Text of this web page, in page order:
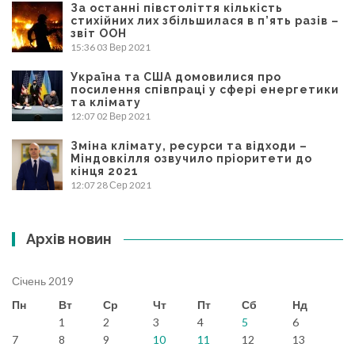
За останні півстоліття кількість
стихійних лих збільшилася в п’ять разів –
звіт ООН
15:36 03 Вер 2021
Україна та США домовилися про
посилення співпраці у сфері енергетики
та клімату
12:07 02 Вер 2021
Зміна клімату, ресурси та відходи –
Міндовкілля озвучило пріоритети до
кінця 2021
12:07 28 Сер 2021
Архів новин
Січень 2019
Пн
Вт Ср Чт Пт Сб
Нд
1
2 3 4 5
6
7
8 9 10 11 12
13